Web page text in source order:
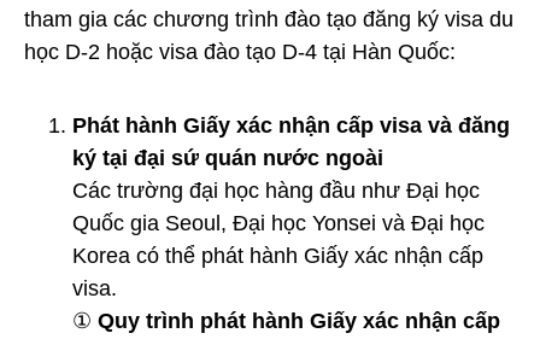
tham gia các chương trình đào tạo đăng ký visa du
học D-2 hoặc visa đào tạo D-4 tại Hàn Quốc:
Phát hành Giấy xác nhận cấp visa và đăng
ký tại đại sứ quán nước ngoài
Các trường đại học hàng đầu như Đại học
Quốc gia Seoul, Đại học Yonsei và Đại học
Korea có thể phát hành Giấy xác nhận cấp
visa.
① Quy trình phát hành Giấy xác nhận cấp